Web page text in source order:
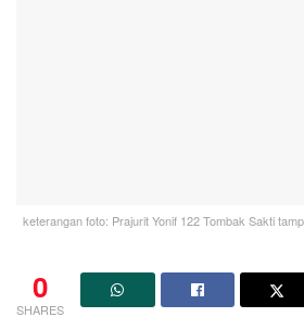
keterangan foto: Prajurit Yonif 122 Tombak Sakti
0
SHARES